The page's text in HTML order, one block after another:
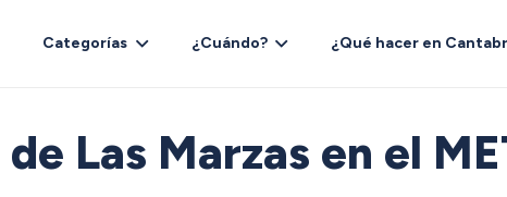
Categorías ¿Cuándo? ¿Qué hacer en
Las Marzas en el